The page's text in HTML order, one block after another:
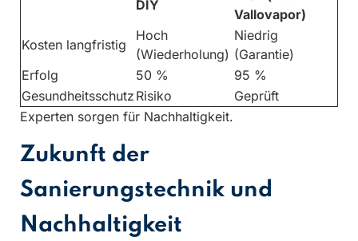
DIY
Vallovapor)
Kosten langfristig
Hoch
(Wiederholung)
Niedrig
(Garantie)
Erfolg
50 %
95 %
Gesundheitsschutz Risiko
Geprüft
Experten sorgen für Nachhaltigkeit.
Zukunft der
Sanierungstechnik und
Nachhaltigkeit